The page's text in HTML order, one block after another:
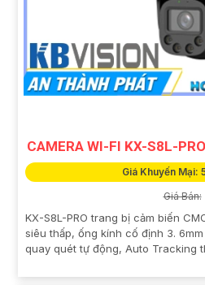
CAMERA WI-FI KX-S8L-
Giá Khuyến Mại:
Giá Bán:
KX-S8L-PRO trang bị cảm biến
siêu thấp, ống kính cố định 3.
quay quét tự động, Auto Tracking